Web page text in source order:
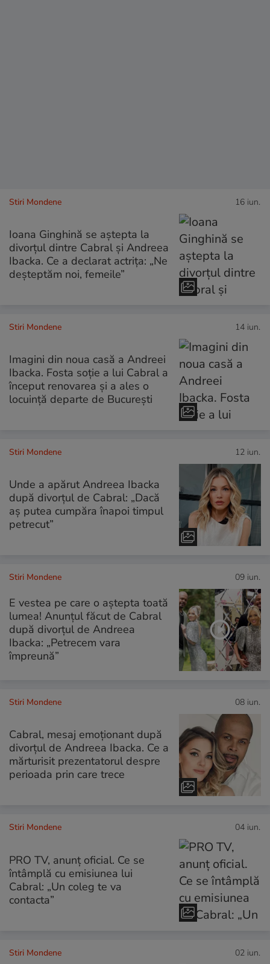
Stiri Mondene 16 iun.
Ioana Ginghină se aștepta la
divorțul dintre Cabral și Andreea
Ibacka. Ce a declarat actrița: „Ne
deșteptăm noi, femeile”
Stiri Mondene 14 iun.
Imagini din noua casă a Andreei
Ibacka. Fosta soție a lui Cabral a
început renovarea și a ales o
locuință departe de București
Stiri Mondene 12 iun.
Unde a apărut Andreea Ibacka
după divorțul de Cabral: „Dacă
aş putea cumpăra înapoi timpul
petrecut”
Stiri Mondene 09 iun.
E vestea pe care o aștepta toată
lumea! Anunțul făcut de Cabral
după divorțul de Andreea
Ibacka: „Petrecem vara
împreună”
Stiri Mondene 08 iun.
Cabral, mesaj emoționant după
divorțul de Andreea Ibacka. Ce a
mărturisit prezentatorul despre
perioada prin care trece
Stiri Mondene 04 iun.
PRO TV, anunț oficial. Ce se
întâmplă cu emisiunea lui
Cabral: „Un coleg te va
contacta”
Stiri Mondene 02 iun.